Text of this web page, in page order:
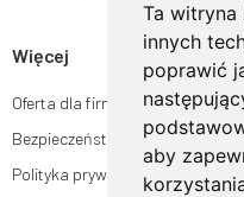
Ta
innych
poprawić
aby
Więcej
Oferta dla firm
Bezpieczeństwo płatności
Polityka prywatności